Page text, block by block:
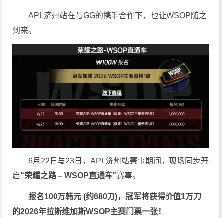
APL济州站在与GG的携手合作下，也让WSOP随之
到来。
6月22日与23日，APL济州站赛事期间，现场同步开
启“荣耀之路– WSOP直通车”赛事。
报名100万韩元 (约680刀)，冠军将获得价值1万刀
的2026年拉斯维加斯WSOP主赛门票一张！